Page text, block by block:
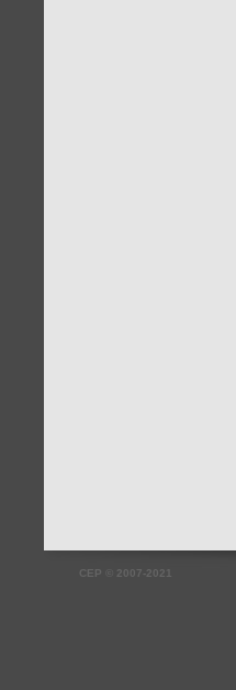
CEP 2007-2021